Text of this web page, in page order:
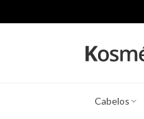
Cabelos